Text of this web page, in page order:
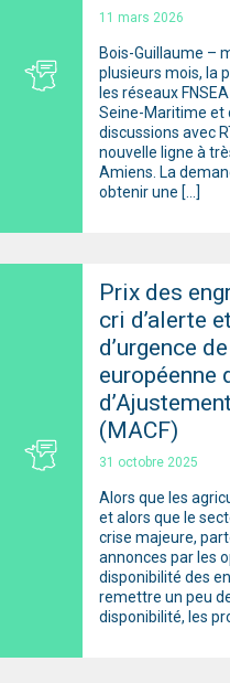
11 mars 2026
Bois-Guillaume –
plusieurs mois, la
les réseaux
Seine-Maritime et
discussions avec
nouvelle ligne à
Amiens. La
obtenir une […]
Prix des
cri d’alerte
d’urgence
européenne
(MACF)
31 octobre 2025
Alors que les
et alors que le
crise majeure,
annonces par les
disponibilité des
remettre un peu
disponibilité, les